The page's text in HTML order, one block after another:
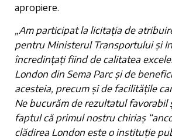
apropiere.
„Am participat la licitația de
pentru Ministerul Transportului și
încredințați fiind de calitatea
London din Sema Parc și de
acesteia, precum și de facilitățile
Ne bucurăm de rezultatul favorabil
faptul că primul nostru chiriaș “
clădirea London este o instituție